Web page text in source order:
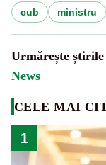
cub ministru
Urmărește
News
CELE MAI
1